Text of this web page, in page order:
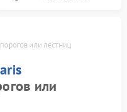
или лестниц
или